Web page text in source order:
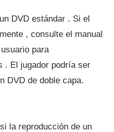
DVD estándar . Si el
, consulte el manual
para
. El jugador podría ser
DVD de doble capa.
la reproducción de un